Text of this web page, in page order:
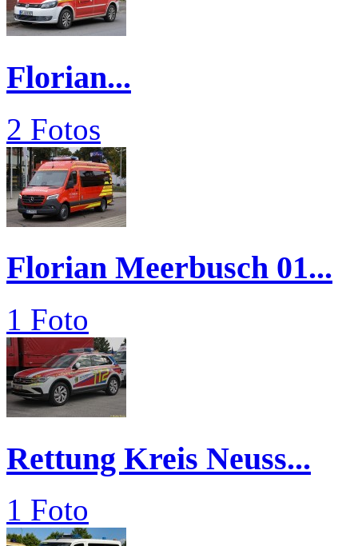
Florian...
2 Fotos
Florian Meerbusch 01...
1 Foto
Rettung Kreis Neuss...
1 Foto